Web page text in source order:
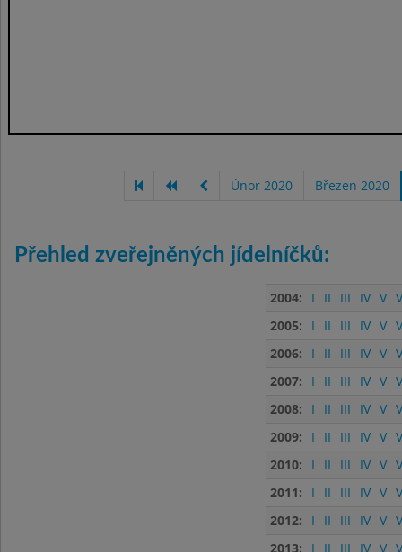
Únor 2020 Březen 2020
Přehled zveřejněných jídelníčků:
2004: I II III IV V
2005:
I II III IV V
2006:
I II III IV V
2007:
I II III IV V
2008:
I II III IV V
2009:
I II III IV V
2010:
I II III IV V
2011:
I II III IV V
2012:
I II III IV V
2013:
I II III IV V